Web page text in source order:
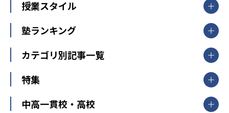
山形県
福島県
関東
東京都
神奈川県
茨城県
栃木県
群馬県
新潟県
中部
愛知県
静岡県
長野県
【掲載塾一覧を見る】
東京個別指導学院
明光義塾
個別教室のトライ
武田塾
授業スタイル
個別指導
オンライン指導
塾ランキング
中学受験ランキング
カテゴリ別記事一覧
中学受験
大学受験
特集
開成番長直伝！子どもの受験を成功させる方法
中高一貫校・高校